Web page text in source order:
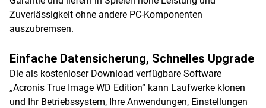
Zuverlässigkeit ohne andere PC-Komponenten
auszubremsen.
Einfache Datensicherung, Schnelles Upgrade
Die als kostenloser Download verfügbare Software
„Acronis True Image WD Edition“ kann Laufwerke klonen
und Ihr Betriebssystem, Ihre Anwendungen, Einstellungen